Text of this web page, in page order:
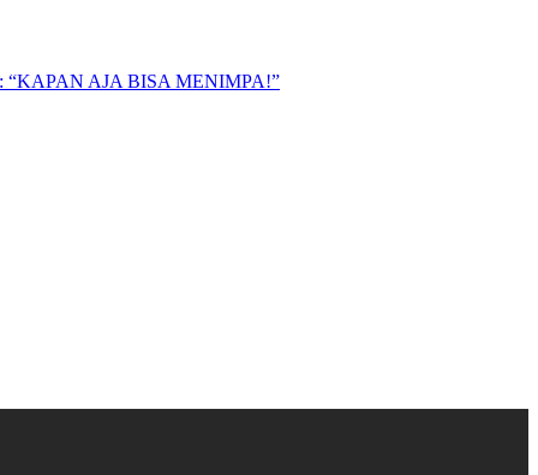
AJA BISA MENIMPA!”